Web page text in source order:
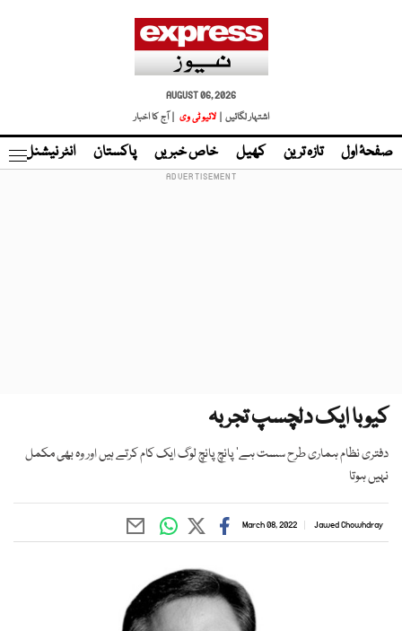
AUGUST 06, 2026
اشتہار لگائیں |
لائیو ٹی وی | آج کا اخبار
صفحۂ اول تازہ ترین کھیل خاص خبریں پاکستان انٹر نیشنل
کیوبا ایک دلچسپ تجربہ
دفتری نظام ہماری طرح سست ہے‘ پانچ پانچ لوگ ایک کام کرتے ہیں اور وہ بھی مکمل
نہیں ہوتا
Jawed Chowhdray
March 08, 2022